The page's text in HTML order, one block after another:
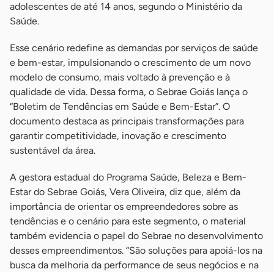
adolescentes de até 14 anos, segundo o Ministério da
Saúde.
Esse cenário redefine as demandas por serviços de saúde
e bem-estar, impulsionando o crescimento de um novo
modelo de consumo, mais voltado à prevenção e à
qualidade de vida. Dessa forma, o Sebrae Goiás lança o
“Boletim de Tendências em Saúde e Bem-Estar”. O
documento destaca as principais transformações para
garantir competitividade, inovação e crescimento
sustentável da área.
A gestora estadual do Programa Saúde, Beleza e Bem-
Estar do Sebrae Goiás, Vera Oliveira, diz que, além da
importância de orientar os empreendedores sobre as
tendências e o cenário para este segmento, o material
também evidencia o papel do Sebrae no desenvolvimento
desses empreendimentos. “São soluções para apoiá-los na
busca da melhoria da performance de seus negócios e na